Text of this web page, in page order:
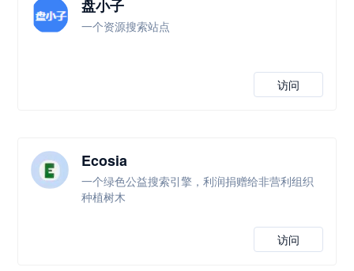
盘小子
一个资源搜索站点
访问
Ecosia
一个绿色公益搜索引擎，利润捐赠给非营利组织
种植树木
访问